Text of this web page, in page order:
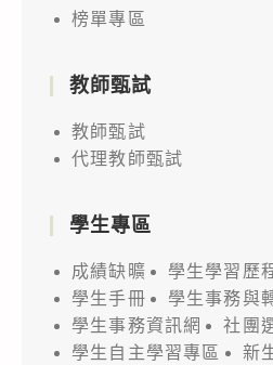
榜單專區
教師甄試
教師甄試
代理教師甄試
學生專區
成績缺曠
學生學習歷
學生手冊
學生事務與
學生事務資訊網
社團
學生自主學習專區
新